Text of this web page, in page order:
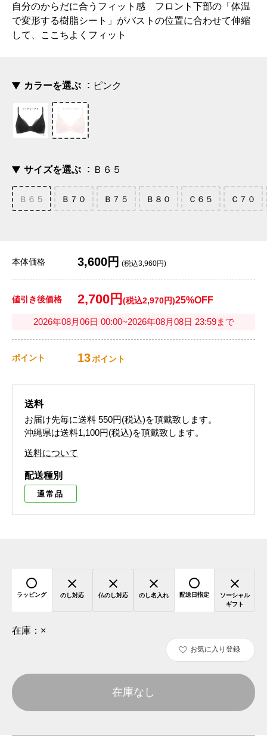
自分のからだに合うフィット感 フロント下部の「体温
で変形する樹脂シート」がバストの位置に合わせて伸縮
して、ここちよくフィット
カラーを選ぶ ピンク
サイズを選ぶ Ｂ６５
Ｂ６５ Ｂ７０ Ｂ７５ Ｂ８０ Ｃ６５ Ｃ７０
本体価格 3,600円 (税込3,960円)
値引き後価格 2,700円 (税込2,970円)25%OFF
2026年08月06日 00:00~2026年08月08日 23:59まで
ポイント 13ポイント
送料
お届け先毎に送料 550円(税込)を頂戴致します。
沖縄県は送料1,100円(税込)を頂戴致します。
送料について
配送種別
通常品
ラッピング のし対応 仏のし対応 のし名入れ 配送日指定
ソーシャル
ギフト
在庫： ×
お気に入り登録
在庫なし